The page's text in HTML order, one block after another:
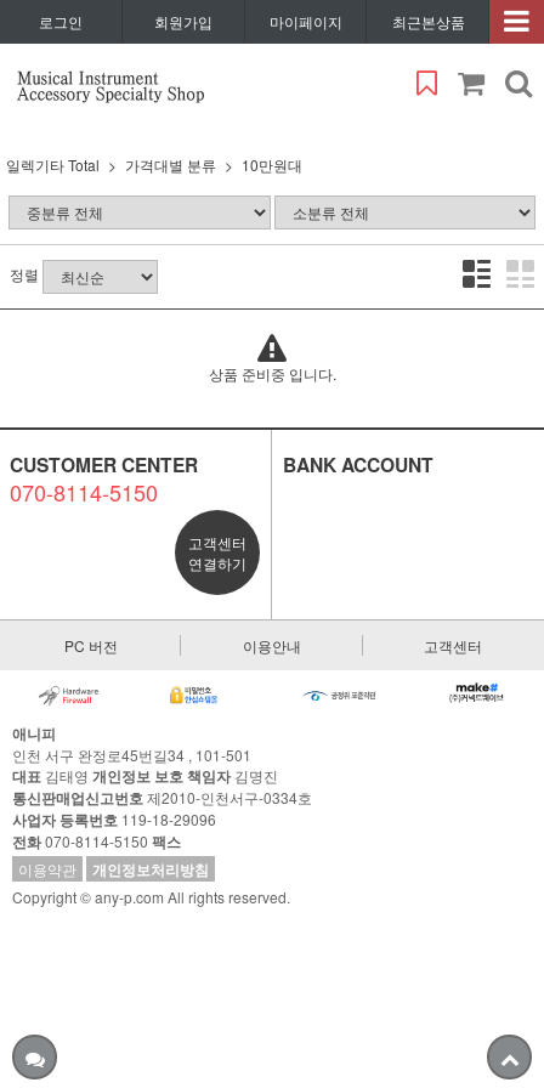
로그인 회원가입 마이페이지 최근본상품
일렉기타 Total 가격대별 분류 10만원대
정렬
상품 준비중 입니다.
CUSTOMER CENTER
070-8114-5150
고객센터
연결하기
BANK ACCOUNT
PC 버전 이용안내 고객센터
애니피
인천 서구 완정로45번길34 , 101-501
대표 김태영 개인정보 보호 책임자김명진
통신판매업신고번호제2010-인천서구-0334호
사업자 등록번호 119-18-29096
전화070-8114-5150 팩스
이용약관 개인정보처리방침
Copyright © any-p.com All rights reserved.